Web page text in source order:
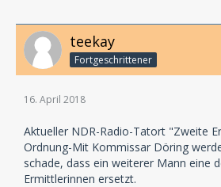
teekay
Fortgeschrittener
16. April 2018
Aktueller NDR-Radio-Tatort "Zweite
Ordnung-Mit Kommissar Döring
schade, dass ein weiterer Mann eine
Ermittlerinnen ersetzt.